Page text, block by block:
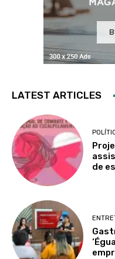
LATEST ARTICLES
de